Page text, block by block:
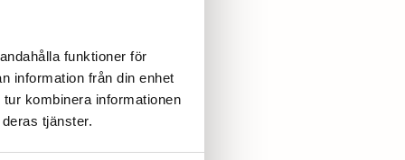
funktioner för
information från din enhet
kombinera informationen
tjänster.